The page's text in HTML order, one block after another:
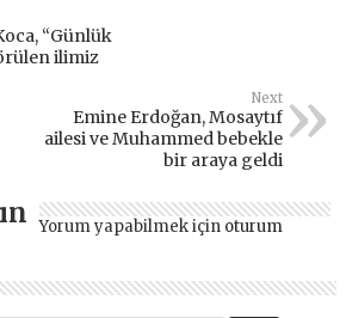
“Günlük
ilimiz
Next
Emine Erdoğan, Mosaytıf
ailesi ve Muhammed bebekle
bir araya geldi
Yorum yapabilmek için oturum